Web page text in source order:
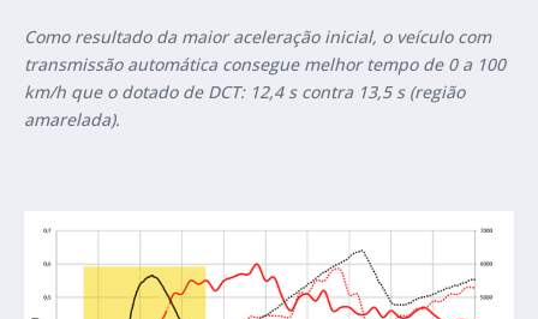
Como resultado da maior aceleração inicial, o veículo com
transmissão automática consegue melhor tempo de 0 a 100
km/h que o dotado de DCT: 12,4 s contra 13,5 s (região
amarelada).